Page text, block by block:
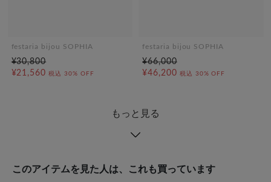
festaria bijou SOPHIA
¥30,800
¥21,560 税込 30% OFF
festaria bijou SOPHIA
¥66,000
¥46,200 税込 30% OFF
もっと見る
このアイテムを見た人は、これも買っています